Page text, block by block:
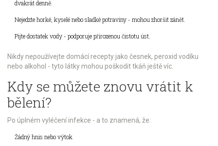
dvakrát denně.
Nejedzte horké, kyselé nebo sladké potraviny - mohou zhoršit zánět.
Pijte dostatek vody - podporuje přirozenou čistotu úst.
Nikdy nepoužívejte domácí recepty jako česnek, peroxid vodíku
nebo alkohol - tyto látky mohou poškodit tkáň ještě víc.
Kdy se můžete znovu vrátit k
bělení?
Po úplném vyléčení infekce - a to znamená, že:
Žádný hnis nebo výtok